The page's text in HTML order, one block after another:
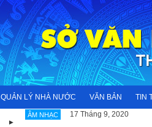
QUẢN LÝ NHÀ NƯỚC VĂN BẢN TIN
ÂM NHẠC 17 Tháng 9, 2020